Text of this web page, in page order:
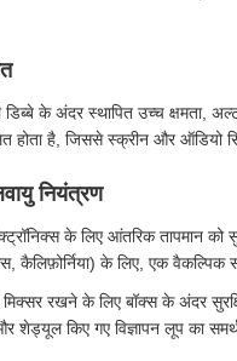
डिब्बे के अंदर स्थापित उच्च
है, जिससे स्क्रीन और ऑडियो
नियंत्रण
के लिए आंतरिक तापमान को
कैलिफ़ोर्निया) के लिए, एक
रखने के लिए बॉक्स के अंदर
शेड्यूल किए गए विज्ञापन लूप का